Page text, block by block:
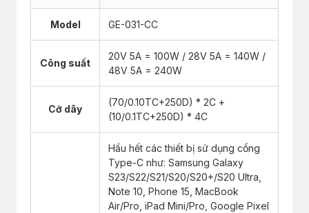
Model GE-031-CC
Công suất
20V 5A = 100W / 28V 5A = 140W /
48V 5A = 240W
Cỡ dây
(70/0.10TC+250D) * 2C +
(10/0.1TC+250D) * 4C
Hầu hết các thiết bị sử dụng cổng
Type-C như: Samsung Galaxy
S23/S22/S21/S20/S20+/S20 Ultra,
Note 10, Phone 15, MacBook
Air/Pro, iPad Mini/Pro, Google Pixel